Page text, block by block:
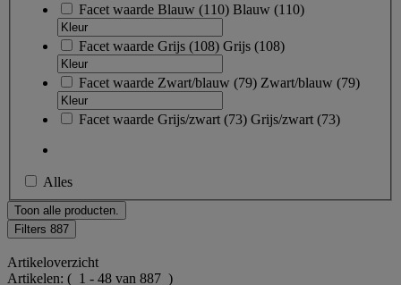
Facet waarde Blauw (110) Blauw (110)
Facet waarde Grijs (108) Grijs (108)
Facet waarde Zwart/blauw (79) Zwart/blauw (79)
Facet waarde Grijs/zwart (73) Grijs/zwart (73)
Alles
Toon alle producten.
Filters 887
Artikeloverzicht
Artikelen: ( 1 - 48 van 887 )